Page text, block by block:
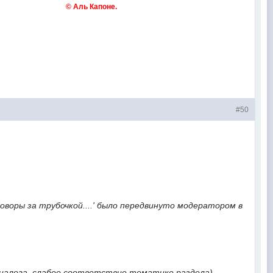
словом. © Аль Капоне.
#50
за трубочкой....' было передвинуто модератором в